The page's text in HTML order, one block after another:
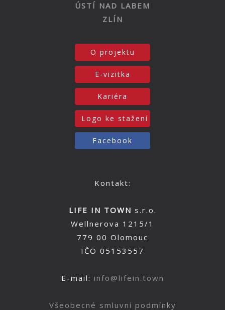
ÚSTÍ NAD LABEM
ZLÍN
O projektu
E-vizitka
Kariéra
Logo ke stažení
Facebook
Kontakt:
LIFE IN TOWN s.r.o.
Wellnerova 1215/1
779 00 Olomouc
IČO 05153557
E-mail: info@lifein.town
Všeobecné smluvní podmínky